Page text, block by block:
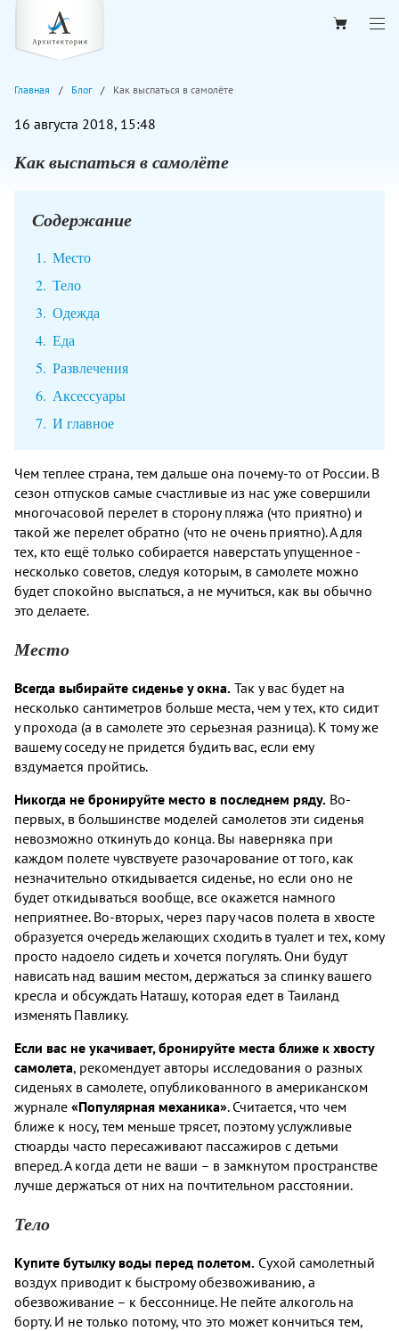
Главная Блог Как выспаться в самолёте
16 августа 2018, 15:48
Как выспаться в самолёте
Содержание
Место
Тело
Одежда
Еда
Развлечения
Аксессуары
И главное
Чем теплее страна, тем дальше она почему-то от России. В
сезон отпусков самые счастливые из нас уже совершили
многочасовой перелет в сторону пляжа (что приятно) и
такой же перелет обратно (что не очень приятно). А для
тех, кто ещё только собирается наверстать упущенное -
несколько советов, следуя которым, в самолете можно
будет спокойно выспаться, а не мучиться, как вы обычно
это делаете.
Место
Всегда выбирайте сиденье у окна. Так у вас будет на
несколько сантиметров больше места, чем у тех, кто сидит
у прохода (а в самолете это серьезная разница). К тому же
вашему соседу не придется будить вас, если ему
вздумается пройтись.
Никогда не бронируйте место в последнем ряду. Во-
первых, в большинстве моделей самолетов эти сиденья
невозможно откинуть до конца. Вы наверняка при
каждом полете чувствуете разочарование от того, как
незначительно откидывается сиденье, но если оно не
будет откидываться вообще, все окажется намного
неприятнее. Во-вторых, через пару часов полета в хвосте
образуется очередь желающих сходить в туалет и тех, кому
просто надоело сидеть и хочется погулять. Они будут
нависать над вашим местом, держаться за спинку вашего
кресла и обсуждать Наташу, которая едет в Таиланд
изменять Павлику.
Если вас не укачивает, бронируйте места ближе к хвосту
самолета, рекомендует авторы исследования о разных
сиденьях в самолете, опубликованного в американском
журнале «Популярная механика». Считается, что чем
ближе к носу, тем меньше трясет, поэтому услужливые
стюарды часто пересаживают пассажиров с детьми
вперед. А когда дети не ваши – в замкнутом пространстве
лучше держаться от них на почтительном расстоянии.
Тело
Купите бутылку воды перед полетом. Сухой самолетный
воздух приводит к быстрому обезвоживанию, а
обезвоживание – к бессоннице. Не пейте алкоголь на
борту. И не только потому, что это может кончиться тем,